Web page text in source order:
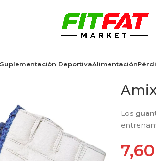
Suplementación DeportivaAlimentación
Los
7,60